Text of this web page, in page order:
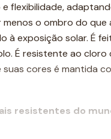
flexibilidade,
o ombro do que
exposição solar. É
É resistente ao cloro
cores é mantida
resistentes do